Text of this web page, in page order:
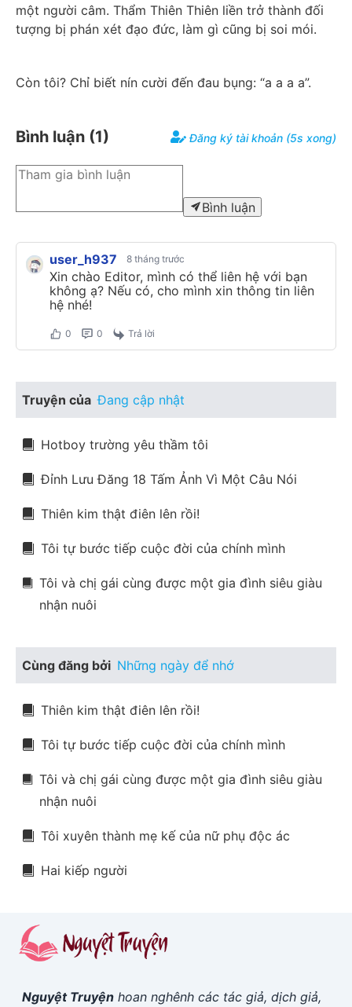
một người câm. Thẩm Thiên Thiên liền trở thành đối
tượng bị phán xét đạo đức, làm gì cũng bị soi mói.
Còn tôi? Chỉ biết nín cười đến đau bụng: “a a a a”.
Bình luận (1) Đăng ký tài khoản (5s xong)
Bình luận
user_h937 8 tháng trước
Xin chào Editor, mình có thể liên hệ với bạn
không ạ? Nếu có, cho mình xin thông tin liên
hệ nhé!
0 0 Trả lời
Truyện của Đang cập nhật
Hotboy trường yêu thầm tôi
Đỉnh Lưu Đăng 18 Tấm Ảnh Vì Một Câu Nói
Thiên kim thật điên lên rồi!
Tôi tự bước tiếp cuộc đời của chính mình
Tôi và chị gái cùng được một gia đình siêu giàu
nhận nuôi
Cùng đăng bởi Những ngày để nhớ
Thiên kim thật điên lên rồi!
Tôi tự bước tiếp cuộc đời của chính mình
Tôi và chị gái cùng được một gia đình siêu giàu
nhận nuôi
Tôi xuyên thành mẹ kế của nữ phụ độc ác
Hai kiếp người
Nguyệt Truyện hoan nghênh các tác giả, dịch giả,